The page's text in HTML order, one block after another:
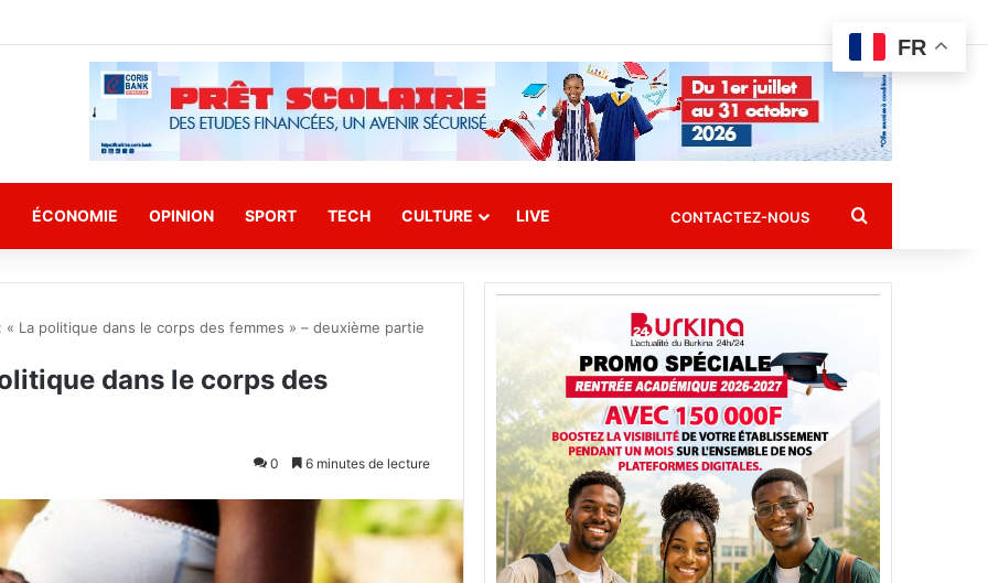
ÉCONOMIE OPINION SPORT TECH CULTURE LIVE CONTACTEZ-NOUS Rechercher
« La politique dans le corps des femmes » – deuxième partie
dans le corps des
0 6 minutes de lecture
FR